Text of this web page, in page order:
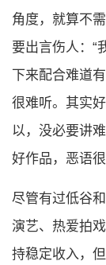
角度，就算不
要出言伤人：“
下来配合难道
很难听。其实
以，没必要讲
好作品，恶语
尽管有过低谷
演艺、热爱拍
持稳定收入，